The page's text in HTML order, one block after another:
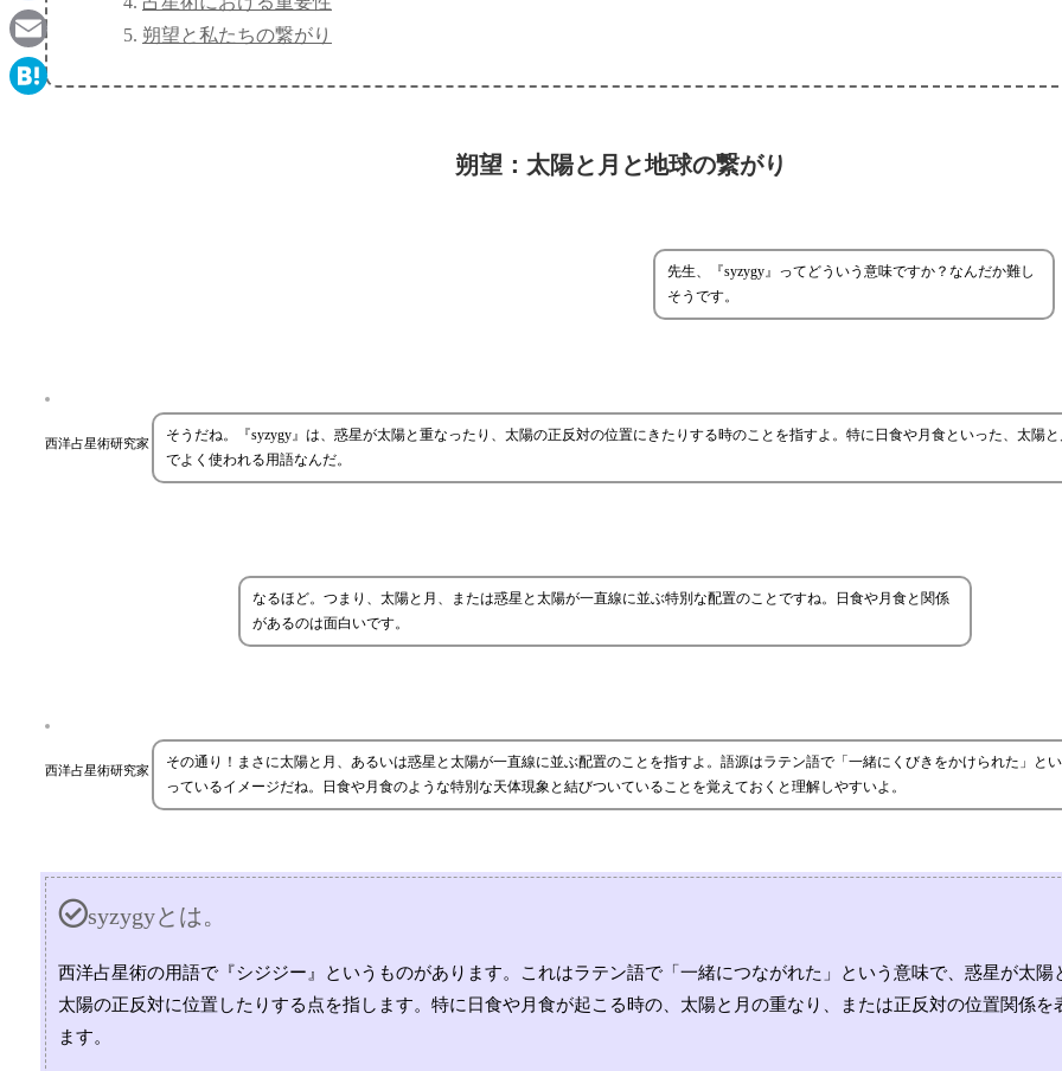
朔望と私たちの繋がり
朔望：太陽と月と地球の繋がり
先生、『syzygy』ってどういう意味ですか？なんだか難し
そうです。
西洋占星術研究家
そうだね。『syzygy』は、惑星が太陽と重なったり、太陽の正反対の位置にきたりする時のことを指すよ。特に日食や月食といった、太陽
でよく使われる用語なんだ。
なるほど。つまり、太陽と月、または惑星と太陽が一直線に並ぶ特別な配置のことですね。日食や月食と関係
があるのは面白いです。
西洋占星術研究家
その通り！まさに太陽と月、あるいは惑星と太陽が一直線に並ぶ配置のことを指すよ。語源はラテン語で「一緒にくびきをかけられた」と
っているイメージだね。日食や月食のような特別な天体現象と結びついていることを覚えておくと理解しやすいよ。
syzygyとは。
西洋占星術の用語で『シジジー』というものがあります。これはラテン語で「一緒につながれた」という意味で、惑星が太陽
太陽の正反対に位置したりする点を指します。特に日食や月食が起こる時の、太陽と月の重なり、または正反対の位置関係を
ます。
Facebook
Email